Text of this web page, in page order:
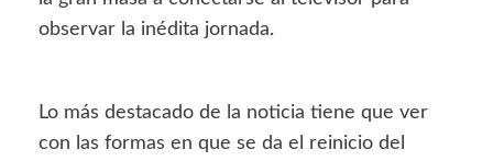
observar la inédita jornada.
Lo más destacado de la noticia tiene que ver
con las formas en que se da el reinicio del